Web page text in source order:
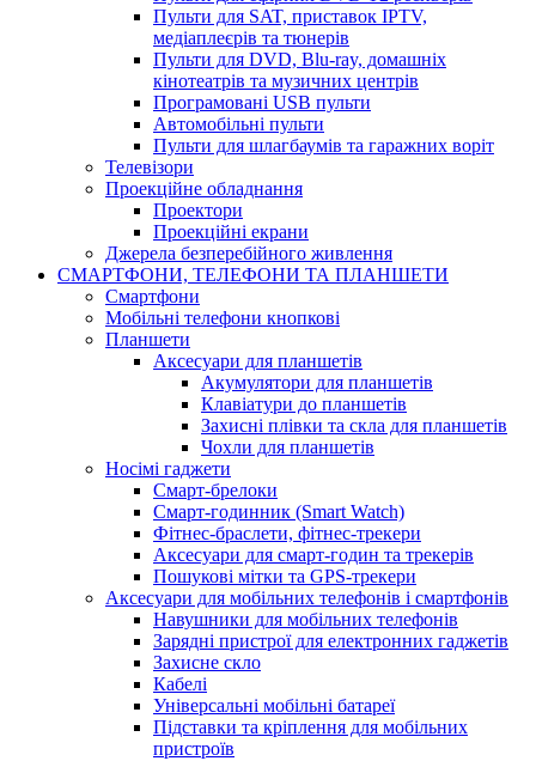
Пульти для SAT, приставок IPTV,
медіаплеєрів та тюнерів
Пульти для DVD, Blu-ray, домашніх
кінотеатрів та музичних центрів
Програмовані USB пульти
Автомобільні пульти
Пульти для шлагбаумів та гаражних воріт
Телевізори
Проекційне обладнання
Проектори
Проекційні екрани
Джерела безперебійного живлення
СМАРТФОНИ, ТЕЛЕФОНИ ТА ПЛАНШЕТИ
Смартфони
Мобільні телефони кнопкові
Планшети
Аксесуари для планшетів
Акумулятори для планшетів
Клавіатури до планшетів
Захисні плівки та скла для планшетів
Чохли для планшетів
Носімі гаджети
Смарт-брелоки
Смарт-годинник (Smart Watch)
Фітнес-браслети, фітнес-трекери
Аксесуари для смарт-годин та трекерів
Пошукові мітки та GPS-трекери
Аксесуари для мобільних телефонів і смартфонів
Навушники для мобільних телефонів
Зарядні пристрої для електронних гаджетів
Захисне скло
Кабелі
Універсальні мобільні батареї
Підставки та кріплення для мобільних
пристроїв